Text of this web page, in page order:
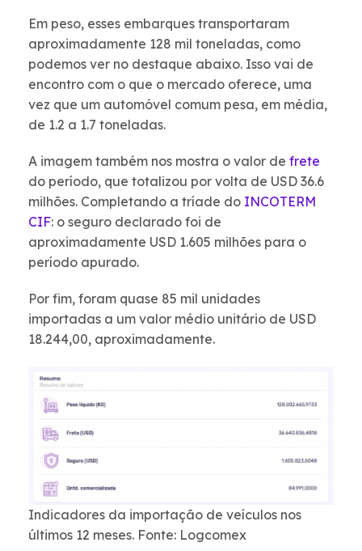
Em peso, esses embarques transportaram
aproximadamente 128 mil toneladas, como
podemos ver no destaque abaixo. Isso vai de
encontro com o que o mercado oferece, uma
vez que um automóvel comum pesa, em média,
de 1.2 a 1.7 toneladas.
A imagem também nos mostra o valor de frete
do período, que totalizou por volta de USD 36.6
milhões. Completando a tríade do INCOTERM
CIF: o seguro declarado foi de
aproximadamente USD 1.605 milhões para o
período apurado.
Por fim, foram quase 85 mil unidades
importadas a um valor médio unitário de USD
18.244,00, aproximadamente.
Indicadores da importação de veículos nos
últimos 12 meses. Fonte: Logcomex